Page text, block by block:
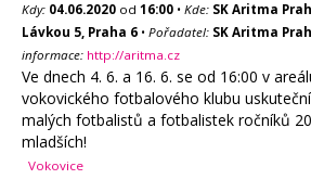
Kdy: 04.06.2020 od 16:00 • Kde: SK Aritma
Lávkou 5, Praha 6 • Pořadatel: SK Aritma
informace: http://aritma.cz
Ve dnech 4. 6. a 16. 6. se od 16:00 v
vokovického fotbalového klubu
malých fotbalistů a fotbalistek ročníků
mladších!
Vokovice